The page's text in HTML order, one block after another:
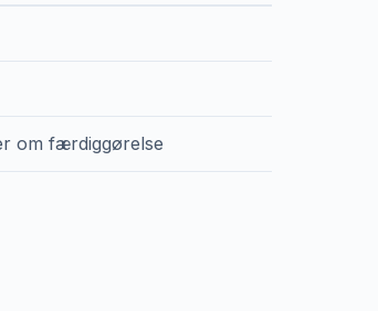
om færdiggørelse